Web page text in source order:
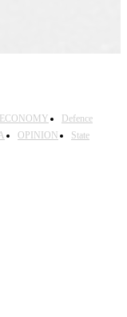
ECONOMY
Defence
OPINION State